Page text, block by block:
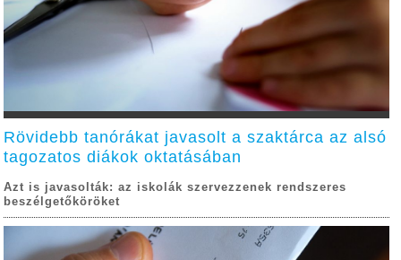
Rövidebb tanórákat javasolt a szaktárca az alsó
tagozatos diákok oktatásában
Azt is javasolták: az iskolák szervezzenek rendszeres
beszélgetőköröket